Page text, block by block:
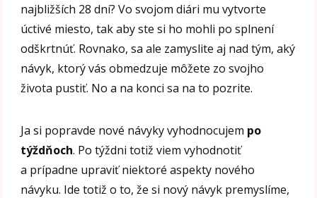
najbližších 28 dní? Vo svojom diári mu vytvorte
úctivé miesto, tak aby ste si ho mohli po splnení
odškrtnúť. Rovnako, sa ale zamyslite aj nad tým, aký
návyk, ktorý vás obmedzuje môžete zo svojho
života pustiť. No a na konci sa na to pozrite.
Ja si popravde nové návyky vyhodnocujem po
týždňoch. Po týždni totiž viem vyhodnotiť
a prípadne upraviť niektoré aspekty nového
návyku. Ide totiž o to, že si nový návyk premyslíme,